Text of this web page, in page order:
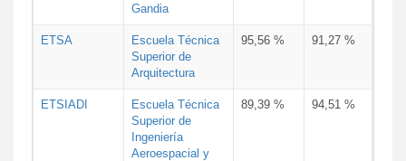
Gandia
ETSA
Escuela Técnica
Superior de
Arquitectura
95,56 % 91,27 %
ETSIADI
Escuela Técnica
Superior de
Ingeniería
Aeroespacial y
89,39 % 94,51 %